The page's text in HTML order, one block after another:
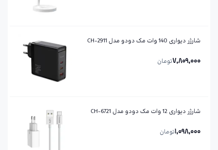
شارژر دیواری 140 وات مک دودو مدل CH-2911
7,809,000تومان
شارژر دیواری 12 وات مک دودو مدل CH-6721
1,098,000تومان